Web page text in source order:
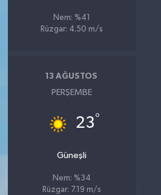
Nem: %41
Rüzgar: 4.50 m/s
13 AĞUSTOS
PERŞEMBE
23°
Güneşli
Nem: %34
Rüzgar: 7.19 m/s